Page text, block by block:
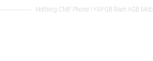
Nothing CMF Phone 1 256GB Ram 8GB